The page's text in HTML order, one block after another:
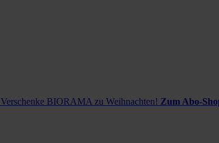
Verschenke BIORAMA zu Weihnachten! Zum Abo-